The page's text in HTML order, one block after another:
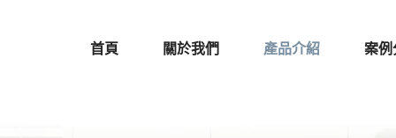
首頁 關於我們 產品介紹 案例